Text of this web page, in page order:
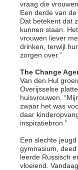
vraag die
Een derde van
Dat betekent dat
kunnen staan.
vrouwen liever
drinken, terwijl
zorgen over.”
The Change
Van den Hul
Overijsselse
huisvrouwen.
zwaar het was
daar
inspiratiebron.”
Een slechte
gymnasium,
leerde Russisch
vloeiend.